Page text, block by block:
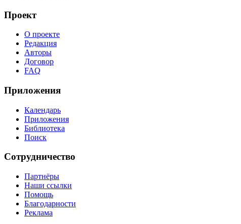
Проект
О проекте
Редакция
Авторы
Договор
FAQ
Приложения
Календарь
Приложения
Библиотека
Поиск
Сотрудничество
Партнёры
Наши ссылки
Помощь
Благодарности
Реклама